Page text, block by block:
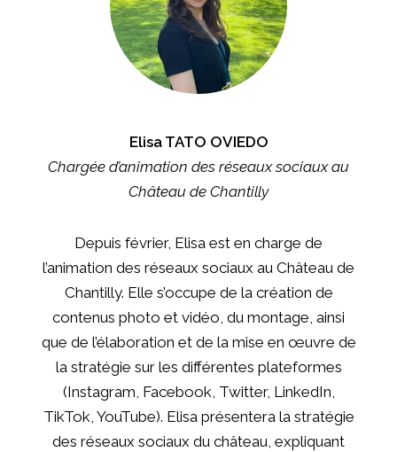
Elisa TATO OVIEDO
Chargée d’animation des réseaux sociaux au
Château de Chantilly
Depuis février, Elisa est en charge de
l’animation des réseaux sociaux au Château de
Chantilly. Elle s’occupe de la création de
contenus photo et vidéo, du montage, ainsi
que de l’élaboration et de la mise en œuvre de
la stratégie sur les différentes plateformes
(Instagram, Facebook, Twitter, LinkedIn,
TikTok, YouTube). Elisa présentera la stratégie
des réseaux sociaux du château, expliquant